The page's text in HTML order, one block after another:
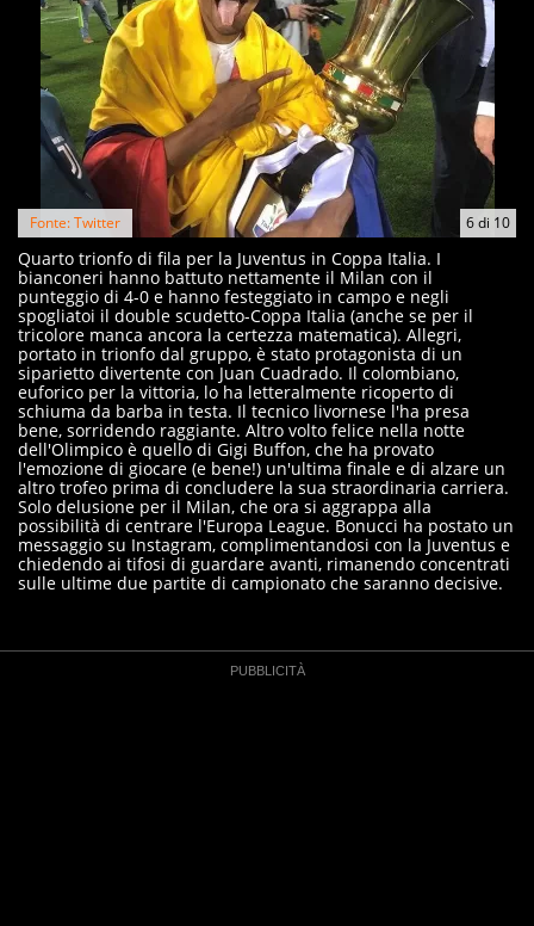
6di 10
Fonte: Twitter
Quarto trionfo di fila per la Juventus in Coppa Italia. I
bianconeri hanno battuto nettamente il Milan con il
punteggio di 4-0 e hanno festeggiato in campo e negli
spogliatoi il double scudetto-Coppa Italia (anche se per il
tricolore manca ancora la certezza matematica). Allegri,
portato in trionfo dal gruppo, è stato protagonista di un
siparietto divertente con Juan Cuadrado. Il colombiano,
euforico per la vittoria, lo ha letteralmente ricoperto di
schiuma da barba in testa. Il tecnico livornese l'ha presa
bene, sorridendo raggiante. Altro volto felice nella notte
dell'Olimpico è quello di Gigi Buffon, che ha provato
l'emozione di giocare (e bene!) un'ultima finale e di alzare un
altro trofeo prima di concludere la sua straordinaria carriera.
Solo delusione per il Milan, che ora si aggrappa alla
possibilità di centrare l'Europa League. Bonucci ha postato un
messaggio su Instagram, complimentandosi con la Juventus e
chiedendo ai tifosi di guardare avanti, rimanendo concentrati
sulle ultime due partite di campionato che saranno decisive.